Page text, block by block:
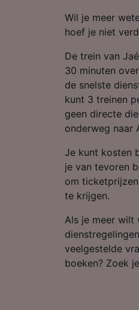
Wil je meer
hoef je niet
De trein van
30 minuten
de snelste
kunt 3 treinen
geen directe
onderweg naar
Je kunt kosten
je van tevoren
om
te krijgen.
Als je meer wilt
veelgestelde
boeken? Zoek